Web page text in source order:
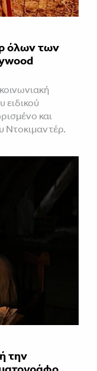
όλων των
ειδικού
και
Ντοκιμαντέρ.
την